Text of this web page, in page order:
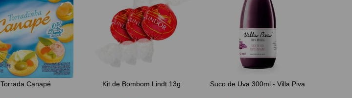
Torrada Canapé Kit de Bombom Lindt 13g Suco de Uva 300ml - Villa Piva